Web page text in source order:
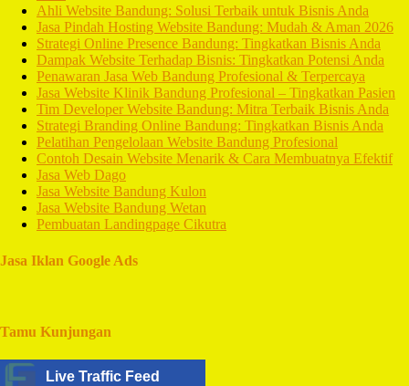
Ahli Website Bandung: Solusi Terbaik untuk Bisnis Anda
Jasa Pindah Hosting Website Bandung: Mudah & Aman 2026
Strategi Online Presence Bandung: Tingkatkan Bisnis Anda
Dampak Website Terhadap Bisnis: Tingkatkan Potensi Anda
Penawaran Jasa Web Bandung Profesional & Terpercaya
Jasa Website Klinik Bandung Profesional – Tingkatkan Pasien
Tim Developer Website Bandung: Mitra Terbaik Bisnis Anda
Strategi Branding Online Bandung: Tingkatkan Bisnis Anda
Pelatihan Pengelolaan Website Bandung Profesional
Contoh Desain Website Menarik & Cara Membuatnya Efektif
Jasa Web Dago
Jasa Website Bandung Kulon
Jasa Website Bandung Wetan
Pembuatan Landingpage Cikutra
Jasa Iklan Google Ads
Tamu Kunjungan
Live Traffic Feed